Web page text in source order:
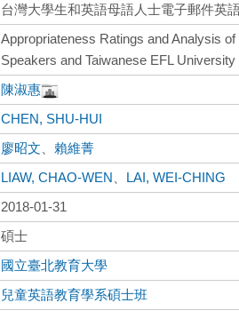
台灣大學生和英語母語人士電子郵件英
Appropriateness Ratings and Analysis
Speakers and Taiwanese EFL University
陳淑惠
CHEN, SHU-HUI
廖昭文
賴維菁
LIAW, CHAO-WEN
LAI, WEI-CHING
2018-01-31
碩士
國立臺北教育大學
兒童英語教育學系碩士班